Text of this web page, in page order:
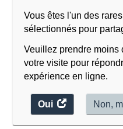
Vous êtes l'un des
sélectionnés pour
Veuillez prendre moins
votre visite pour
expérience en ligne.
Oui
accéder
au
Non,
(EPA)
Structure
de
classification